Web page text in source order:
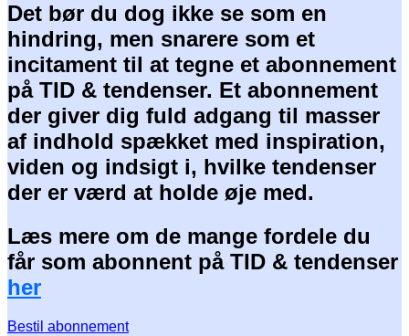
Det bør du dog ikke se som en
hindring, men snarere som et
incitament til at tegne et abonnement
på TID & tendenser. Et abonnement
der giver dig fuld adgang til masser
af indhold spækket med inspiration,
viden og indsigt i, hvilke tendenser
der er værd at holde øje med.
Læs mere om de mange fordele du
får som abonnent på TID & tendenser
her
Bestil abonnement